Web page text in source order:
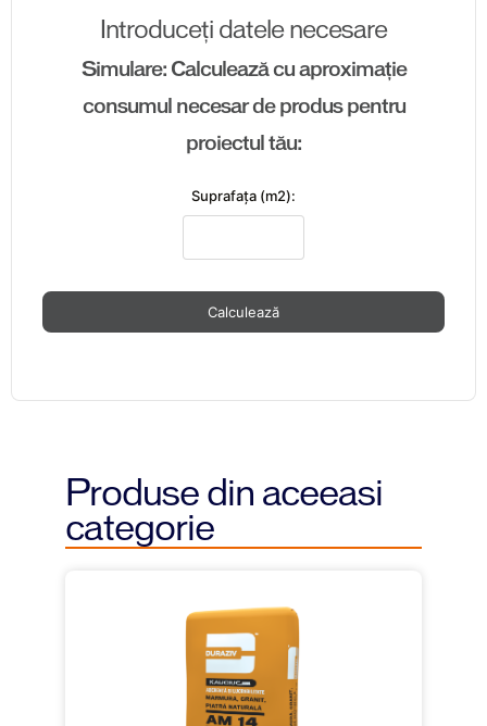
Introduceți datele necesare
Simulare: Calculează cu aproximație
consumul necesar de produs pentru
proiectul tău:
Suprafaţa (m2):
Calculează
Produse din aceeasi
categorie